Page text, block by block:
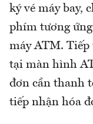
ký vé máy bay,
phím tương
máy ATM. Tiếp
tại màn hình
đơn cần thanh
tiếp nhận hóa